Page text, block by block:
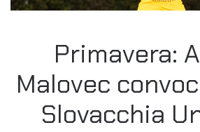
Primavera:
Malovec
Slovacchia